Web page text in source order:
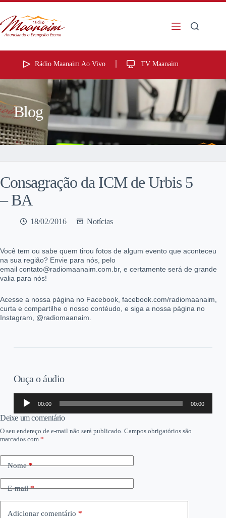
Rádio Maanaim Ao Vivo TV Maanaim
Blog
Consagração da ICM de Urbis 5
– BA
18/02/2016 Notícias
Você tem ou sabe quem tirou fotos de algum evento que aconteceu
na sua região? Envie para nós, pelo
email contato@radiomaanaim.com.br, e certamente será de grande
valia para nós!
Acesse a nossa página no Facebook, facebook.com/radiomaanaim,
curta e compartilhe o nosso contéudo, e siga a nossa página no
Instagram, @radiomaanaim.
Ouça o áudio
Tocador
áudio
00:00 00:00
Deixe um comentário
O seu endereço de e-mail não será publicado. Campos obrigatórios são
marcados com *
Nome*
E-mail*
Adicionar comentário *